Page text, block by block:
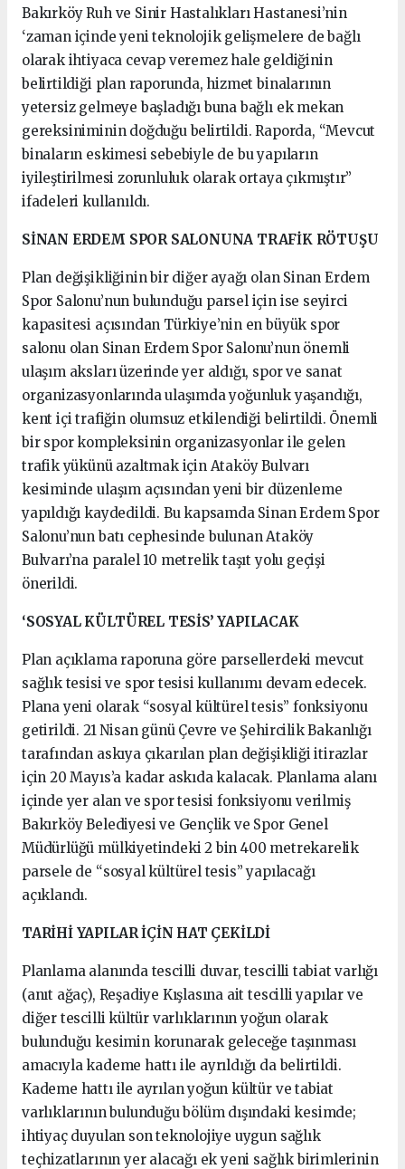
Bakırköy Ruh ve Sinir Hastalıkları Hastanesi’nin
‘zaman içinde yeni teknolojik gelişmelere de bağlı
olarak ihtiyaca cevap veremez hale geldiğinin
belirtildiği plan raporunda, hizmet binalarının
yetersiz gelmeye başladığı buna bağlı ek mekan
gereksiniminin doğduğu belirtildi. Raporda, “Mevcut
binaların eskimesi sebebiyle de bu yapıların
iyileştirilmesi zorunluluk olarak ortaya çıkmıştır”
ifadeleri kullanıldı.
SİNAN ERDEM SPOR SALONUNA TRAFİK RÖTUŞU
Plan değişikliğinin bir diğer ayağı olan Sinan Erdem
Spor Salonu’nun bulunduğu parsel için ise seyirci
kapasitesi açısından Türkiye’nin en büyük spor
salonu olan Sinan Erdem Spor Salonu’nun önemli
ulaşım aksları üzerinde yer aldığı, spor ve sanat
organizasyonlarında ulaşımda yoğunluk yaşandığı,
kent içi trafiğin olumsuz etkilendiği belirtildi. Önemli
bir spor kompleksinin organizasyonlar ile gelen
trafik yükünü azaltmak için Ataköy Bulvarı
kesiminde ulaşım açısından yeni bir düzenleme
yapıldığı kaydedildi. Bu kapsamda Sinan Erdem Spor
Salonu’nun batı cephesinde bulunan Ataköy
Bulvarı’na paralel 10 metrelik taşıt yolu geçişi
önerildi.
‘SOSYAL KÜLTÜREL TESİS’ YAPILACAK
Plan açıklama raporuna göre parsellerdeki mevcut
sağlık tesisi ve spor tesisi kullanımı devam edecek.
Plana yeni olarak “sosyal kültürel tesis” fonksiyonu
getirildi. 21 Nisan günü Çevre ve Şehircilik Bakanlığı
tarafından askıya çıkarılan plan değişikliği itirazlar
için 20 Mayıs’a kadar askıda kalacak. Planlama alanı
içinde yer alan ve spor tesisi fonksiyonu verilmiş
Bakırköy Belediyesi ve Gençlik ve Spor Genel
Müdürlüğü mülkiyetindeki 2 bin 400 metrekarelik
parsele de “sosyal kültürel tesis” yapılacağı
açıklandı.
TARİHİ YAPILAR İÇİN HAT ÇEKİLDİ
Planlama alanında tescilli duvar, tescilli tabiat varlığı
(anıt ağaç), Reşadiye Kışlasına ait tescilli yapılar ve
diğer tescilli kültür varlıklarının yoğun olarak
bulunduğu kesimin korunarak geleceğe taşınması
amacıyla kademe hattı ile ayrıldığı da belirtildi.
Kademe hattı ile ayrılan yoğun kültür ve tabiat
varlıklarının bulunduğu bölüm dışındaki kesimde;
ihtiyaç duyulan son teknolojiye uygun sağlık
teçhizatlarının yer alacağı ek yeni sağlık birimlerinin